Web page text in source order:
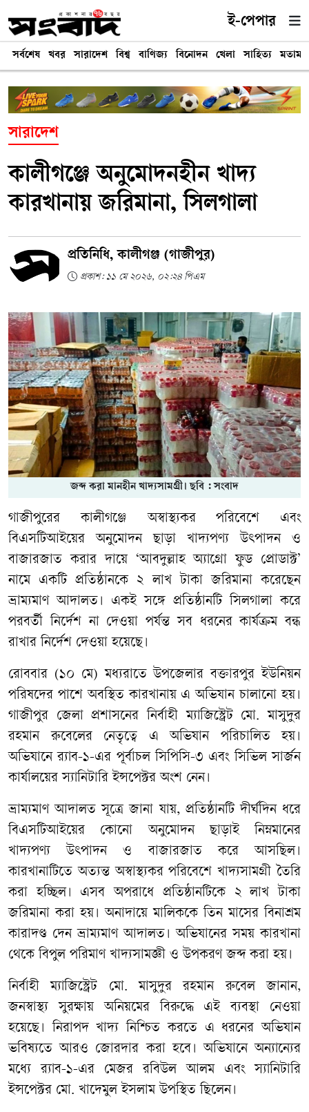
ই-পেপার
সর্বশেষ খবর সারাদেশ বিশ্ব বাণিজ্য বিনোদন খেলা সাহিত্য মতামত
সারাদেশ
কালীগঞ্জে অনুমোদনহীন খাদ্য
কারখানায় জরিমানা, সিলগালা
প্রতিনিধি, কালীগঞ্জ (গাজীপুর)
প্রকাশ: ১১ মে ২০২৬, ০২:২৪ পিএম
জব্দ করা মানহীন খাদ্যসামগ্রী। ছবি : সংবাদ
গাজীপুরের কালীগঞ্জে অস্বাস্থ্যকর পরিবেশে এবং
বিএসটিআইয়ের অনুমোদন ছাড়া খাদ্যপণ্য উৎপাদন ও
বাজারজাত করার দায়ে ‘আবদুল্লাহ অ্যাগ্রো ফুড প্রোডাক্ট’
নামে একটি প্রতিষ্ঠানকে ২ লাখ টাকা জরিমানা করেছেন
ভ্রাম্যমাণ আদালত। একই সঙ্গে প্রতিষ্ঠানটি সিলগালা করে
পরবর্তী নির্দেশ না দেওয়া পর্যন্ত সব ধরনের কার্যক্রম বন্ধ
রাখার নির্দেশ দেওয়া হয়েছে।
রোববার (১০ মে) মধ্যরাতে উপজেলার বক্তারপুর ইউনিয়ন
পরিষদের পাশে অবস্থিত কারখানায় এ অভিযান চালানো হয়।
গাজীপুর জেলা প্রশাসনের নির্বাহী ম্যাজিস্ট্রেট মো. মাসুদুর
রহমান রুবেলের নেতৃত্বে এ অভিযান পরিচালিত হয়।
অভিযানে র‍্যাব-১-এর পূর্বাচল সিপিসি-৩ এবং সিভিল সার্জন
কার্যালয়ের স্যানিটারি ইন্সপেক্টর অংশ নেন।
ভ্রাম্যমাণ আদালত সূত্রে জানা যায়, প্রতিষ্ঠানটি দীর্ঘদিন ধরে
বিএসটিআইয়ের কোনো অনুমোদন ছাড়াই নিম্নমানের
খাদ্যপণ্য উৎপাদন ও বাজারজাত করে আসছিল।
কারখানাটিতে অত্যন্ত অস্বাস্থ্যকর পরিবেশে খাদ্যসামগ্রী তৈরি
করা হচ্ছিল। এসব অপরাধে প্রতিষ্ঠানটিকে ২ লাখ টাকা
জরিমানা করা হয়। অনাদায়ে মালিককে তিন মাসের বিনাশ্রম
কারাদণ্ড দেন ভ্রাম্যমাণ আদালত। অভিযানের সময় কারখানা
থেকে বিপুল পরিমাণ খাদ্যসামজ্ঞী ও উপকরণ জব্দ করা হয়।
নির্বাহী ম্যাজিস্ট্রেট মো. মাসুদুর রহমান রুবেল জানান,
জনস্বাস্থ্য সুরক্ষায় অনিয়মের বিরুদ্ধে এই ব্যবস্থা নেওয়া
হয়েছে। নিরাপদ খাদ্য নিশ্চিত করতে এ ধরনের অভিযান
ভবিষ্যতে আরও জোরদার করা হবে। অভিযানে অন্যান্যের
মধ্যে র‍্যাব-১-এর মেজর রবিউল আলম এবং স্যানিটারি
ইন্সপেক্টর মো. খাদেমুল ইসলাম উপস্থিত ছিলেন।